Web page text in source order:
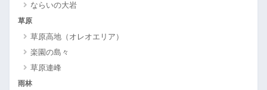
ならいの大岩
草原
草原高地（オレオエリア）
楽園の島々
草原連峰
雨林